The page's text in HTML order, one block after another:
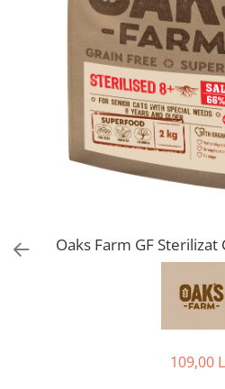
Hrana umeda
Recompense caini
CulcusuriOaks Farm GF Sterilizat
109,00